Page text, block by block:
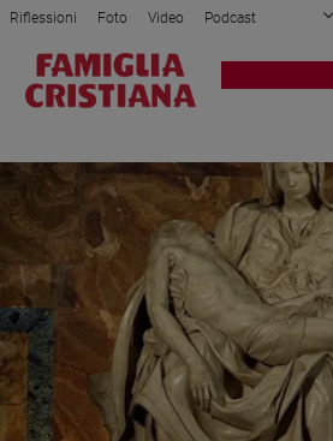
Attualità
Economia
Legalità
e
giustizia
Sport
Interviste
Riflessioni Foto Video Podcast
Privacy Policy Chi siamo
Registrati Redazione